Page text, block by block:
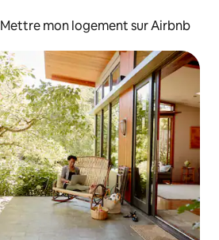
Mettre mon logement sur Airbnb